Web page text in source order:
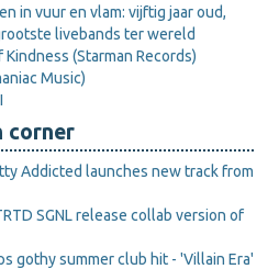
in vuur en vlam: vijftig jaar oud,
livebands ter wereld
(Starman Records)
Music)
corner
Addicted launches new track from
SGNL release collab version of
gothy summer club hit - 'Villain Era'